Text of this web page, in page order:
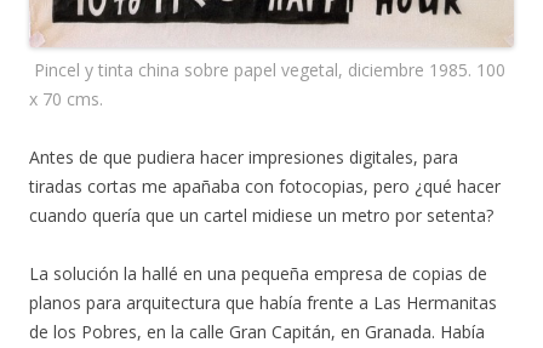
Pincel y tinta china sobre papel vegetal, diciembre 1985. 100
x 70 cms.
Antes de que pudiera hacer impresiones digitales, para
tiradas cortas me apañaba con fotocopias, pero ¿qué hacer
cuando quería que un cartel midiese un metro por setenta?
La solución la hallé en una pequeña empresa de copias de
planos para arquitectura que había frente a Las Hermanitas
de los Pobres, en la calle Gran Capitán, en Granada. Había